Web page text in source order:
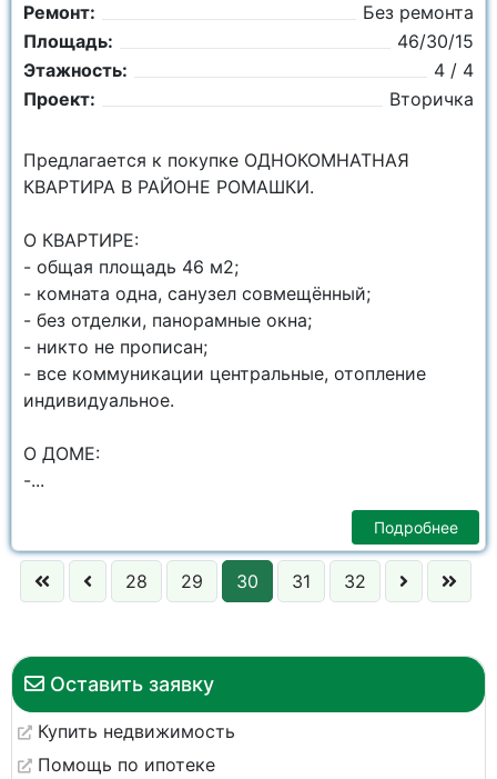
Оставить заявку
Купить недвижимость
Помощь по ипотеке
Ремонт:
Без ремонта
Площадь:
46/30/15
Этажность:
4 / 4
Проект:
Вторичка
Предлагается к покупке ОДНОКОМНАТНАЯ
КВАРТИРА В РАЙОНЕ РОМАШКИ.
О КВАРТИРЕ:
- общая площадь 46 м2;
- комната одна, санузел совмещённый;
- без отделки, панорамные окна;
- никто не прописан;
- все коммуникации центральные, отопление
индивидуальное.
О ДОМЕ:
-...
Подробнее
28 29 30 31 32